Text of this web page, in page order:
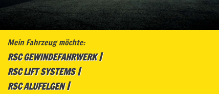
Mein Fahrzeug möchte:
RSC GEWINDEFAHRWERK
RSC LIFT SYSTEMS
RSC ALUFELGEN